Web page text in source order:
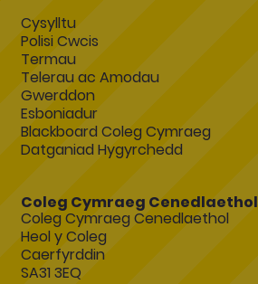
Cysylltu
Polisi Cwcis
Termau
Telerau ac Amodau
Gwerddon
Esboniadur
Blackboard Coleg Cymraeg
Datganiad Hygyrchedd
Coleg Cymraeg Cenedlaethol
Coleg Cymraeg Cenedlaethol
Heol y Coleg
Caerfyrddin
SA31 3EQ